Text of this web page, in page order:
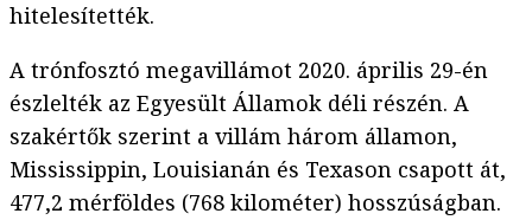
hitelesítették.
A trónfosztó megavillámot 2020. április 29-én
észlelték az Egyesült Államok déli részén. A
szakértők szerint a villám három államon,
Mississippin, Louisianán és Texason csapott át,
477,2 mérföldes (768 kilométer) hosszúságban.